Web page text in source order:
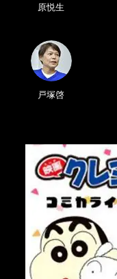
原悦生
戸塚啓